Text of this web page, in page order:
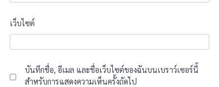
เว็บไซต์
บันทึกชื่อ, อีเมล และชื่อเว็บไซต์ของฉันบนเบราว์เซอร์นี้
สำหรับการแสดงความเห็นครั้งถัดไป